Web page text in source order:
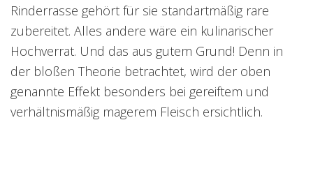
Rinderrasse gehört für sie standartmäßig rare
zubereitet. Alles andere wäre ein kulinarischer
Hochverrat. Und das aus gutem Grund! Denn in
der bloßen Theorie betrachtet, wird der oben
genannte Effekt besonders bei gereiftem und
verhältnismäßig magerem Fleisch ersichtlich.